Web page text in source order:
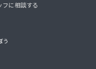
フに相談する
う